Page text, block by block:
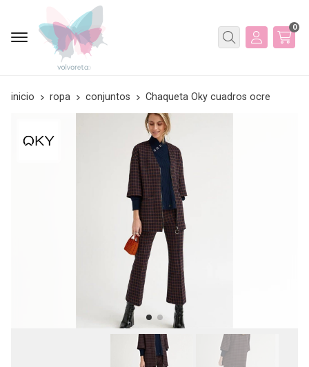
Buscar
0
inicio ropa conjuntos Chaqueta Oky cuadros ocre